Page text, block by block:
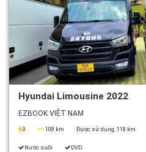
Hyundai Limousine 2022
EZBOOK VIỆT NAM
0 108 km Được sử dụng:118 km
Nước suối DVD